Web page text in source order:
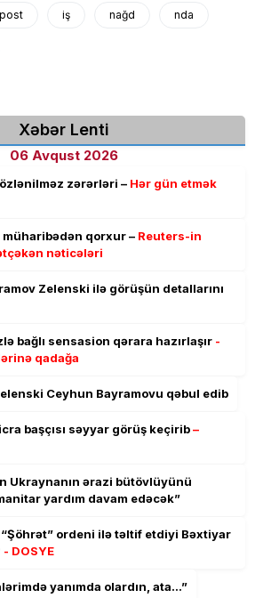
iş nağd nda
Xəbər Lenti
06 Avqust 2026
zərərləri – Hər gün etmək
müharibədən qorxur – Reuters-in
nəticələri
Zelenski ilə görüşün detallarını
bağlı sensasion qərara hazırlaşır -
qadağa
Ceyhun Bayramovu qəbul edib
başçısı səyyar görüş keçirib–
Ukraynanın ərazi bütövlüyünü
yardım davam edəcək”
ordeni ilə təltif etdiyi Bəxtiyar
- DOSYE
yanımda olardın, ata…”